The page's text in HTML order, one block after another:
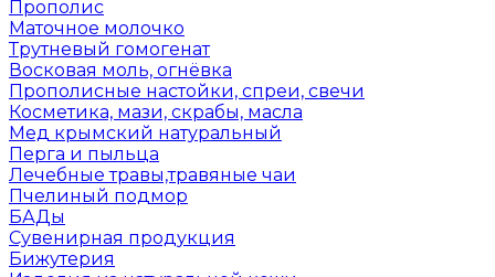
Прополис
Маточное молочко
Трутневый гомогенат
Восковая моль, огнёвка
Прополисные настойки, спреи, свечи
Косметика, мази, скрабы, масла
Мед крымский натуральный
Перга и пыльца
Лечебные травы,травяные чаи
Пчелиный подмор
БАДы
Сувенирная продукция
Бижутерия